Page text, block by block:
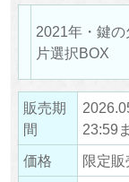
2021年・鍵の
片選択BOX
販売期
間
23:59
価格
限定